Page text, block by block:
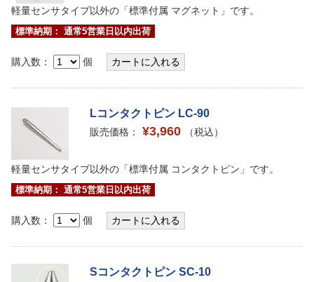
軽量センサタイプ以外の「標準付属 マグネット」です。
標準納期： 通常5営業日以内出荷
購入数： 個
Lコンタクトピン LC-90
販売価格： ¥3,960 （税込）
軽量センサタイプ以外の「標準付属 コンタクトピン」です。
標準納期： 通常5営業日以内出荷
購入数： 個
Sコンタクトピン SC-10